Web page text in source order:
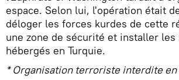
espace. Selon lui, l'opération était
déloger les forces kurdes de cette
une zone de sécurité et installer
hébergés en Turquie.
* Organisation terroriste interdite en